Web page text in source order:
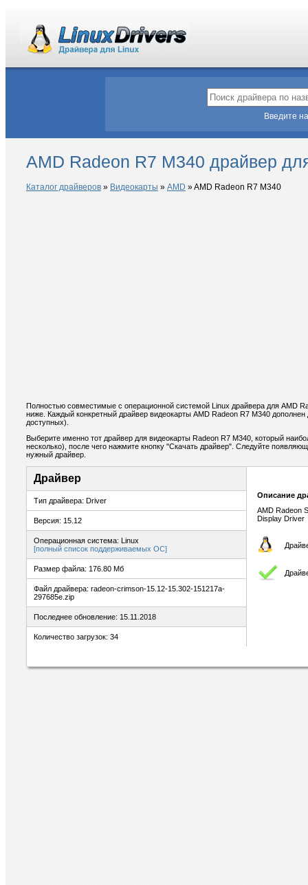
Введите
AMD Radeon R7 M340 драйвер
Каталог драйверов » Видеокарты » AMD »AMD Radeon R7 M340
Полностью совместимые с операционной системой Linux драйвера для AMD
ниже. Каждый конкретный драйвер видеокарты AMD Radeon R7 M340
доступных).
Выберите именно тот драйвер для видеокарты Radeon R7 M340, который
несколько), после чего нажмите кнопку "Скачать драйвер". Следуйте
нужный драйвер.
Драйвер
Тип драйвера: Driver
Версия: 15.12
Операционная система: Linux
[полный список поддерживаемых ОС]
Размер файла: 176.80 Мб
Файл драйвера: radeon-crimson-15.12-15.302-151217a-
297685e.zip
Последнее обновление: 15.11.2018
Количество загрузок: 34
Описание
AMD Radeon
Display Driver